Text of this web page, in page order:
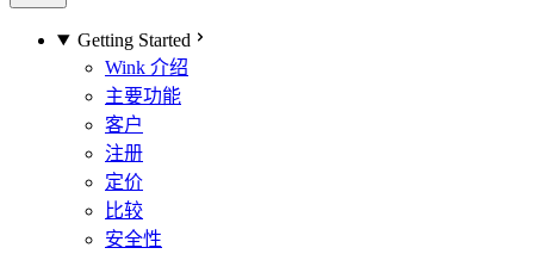
Getting Started
Wink 介绍
主要功能
客户
注册
定价
比较
安全性